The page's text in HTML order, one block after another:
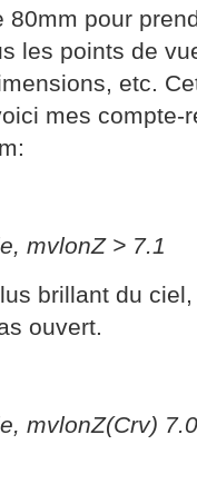
80mm pour
les points de
etc.
mes compte-
mvlonZ > 7.1
brillant du
ouvert.
mvlonZ(Crv)